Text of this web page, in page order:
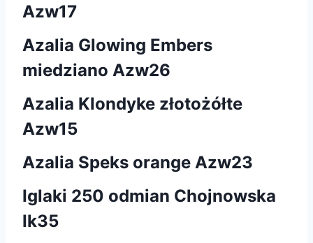
Azw17
Azalia Glowing Embers
miedziano Azw26
Azalia Klondyke złotożółte
Azw15
Azalia Speks orange Azw23
Iglaki 250 odmian Chojnowska
Ik35